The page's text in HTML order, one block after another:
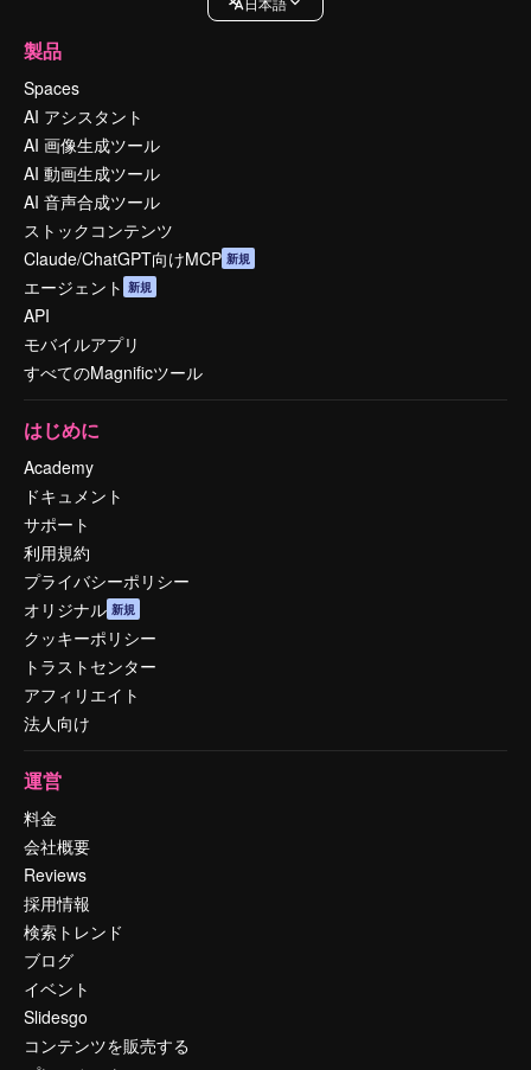
製品
Spaces
AI アシスタント
AI 画像生成ツール
AI 動画生成ツール
AI 音声合成ツール
ストックコンテンツ
Claude/ChatGPT向けMCP 新規
エージェント 新規
API
モバイルアプリ
すべてのMagnificツール
はじめに
Academy
ドキュメント
サポート
利用規約
プライバシーポリシー
オリジナル 新規
クッキーポリシー
トラストセンター
アフィリエイト
法人向け
運営
料金
会社概要
Reviews
採用情報
検索トレンド
ブログ
イベント
Slidesgo
コンテンツを販売する